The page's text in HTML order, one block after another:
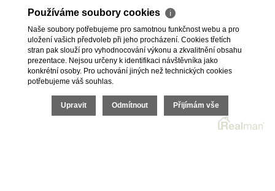
ODESLAT POPTÁVKU
2026 © HomeCity s.r.o., všechna práva vyhrazena |
Povinně zveřejňované informace
Reklamační řád
Realitní SWRealman
Používáme soubory cookies ℹ
Naše soubory potřebujeme pro samotnou funkčnost webu a pro
uložení vašich předvoleb při jeho procházení. Cookies třetích
stran pak slouží pro vyhodnocování výkonu a zkvalitnění obsahu
prezentace. Nejsou určeny k identifikaci návštěvníka jako
konkrétní osoby. Pro uchování jiných než technických cookies
potřebujeme váš souhlas.
Upravit Odmítnout Přijímám vše